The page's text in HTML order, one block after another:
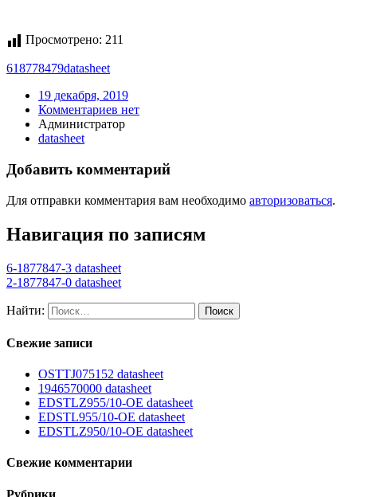
Просмотрено: 211
618778479datasheet
19 декабря, 2019
Комментариев нет
Администратор
datasheet
Добавить комментарий
Для отправки комментария вам необходимо авторизоваться.
Навигация по записям
6-1877847-3 datasheet
2-1877847-0 datasheet
Найти:
Свежие записи
OSTTJ075152 datasheet
1946570000 datasheet
EDSTLZ955/10-OE datasheet
EDSTL955/10-OE datasheet
EDSTLZ950/10-OE datasheet
Свежие комментарии
Рубрики